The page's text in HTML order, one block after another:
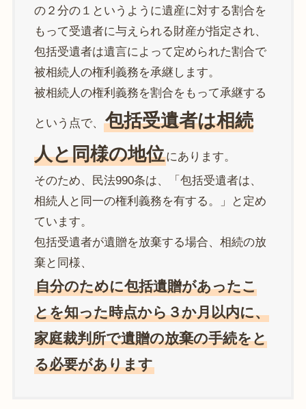
の２分の１というように遺産に対する割合を
もって受遺者に与えられる財産が指定され、
包括受遺者は遺言によって定められた割合で
被相続人の権利義務を承継します。
被相続人の権利義務を割合をもって承継する
という点で、包括受遺者は相続
人と同様の地位にあります。
そのため、民法990条は、「包括受遺者は、
相続人と同一の権利義務を有する。」と定め
ています。
包括受遺者が遺贈を放棄する場合、相続の放
棄と同様、
自分のために包括遺贈があったこ
とを知った時点から３か月以内に、
家庭裁判所で遺贈の放棄の手続をと
る必要があります